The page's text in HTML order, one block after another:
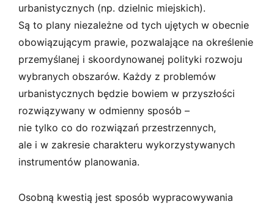
urbanistycznych (np. dzielnic miejskich).
Są to plany niezależne od tych ujętych w obecnie
obowiązującym prawie, pozwalające na określenie
przemyślanej i skoordynowanej polityki rozwoju
wybranych obszarów. Każdy z problemów
urbanistycznych będzie bowiem w przyszłości
rozwiązywany w odmienny sposób –
nie tylko co do rozwiązań przestrzennych,
ale i w zakresie charakteru wykorzystywanych
instrumentów planowania.
Osobną kwestią jest sposób wypracowywania